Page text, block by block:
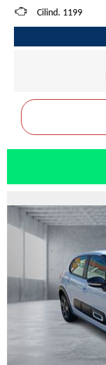
Cilind. 1199